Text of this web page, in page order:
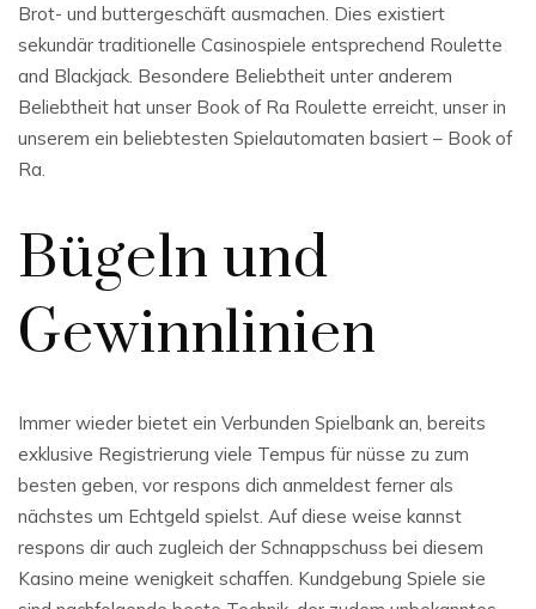
Brot- und buttergeschäft ausmachen. Dies existiert
sekundär traditionelle Casinospiele entsprechend Roulette
and Blackjack. Besondere Beliebtheit unter anderem
Beliebtheit hat unser Book of Ra Roulette erreicht, unser in
unserem ein beliebtesten Spielautomaten basiert – Book of
Ra.
Bügeln und
Gewinnlinien
Immer wieder bietet ein Verbunden Spielbank an, bereits
exklusive Registrierung viele Tempus für nüsse zu zum
besten geben, vor respons dich anmeldest ferner als
nächstes um Echtgeld spielst. Auf diese weise kannst
respons dir auch zugleich der Schnappschuss bei diesem
Kasino meine wenigkeit schaffen. Kundgebung Spiele sie